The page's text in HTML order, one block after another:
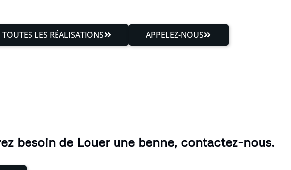
LES RÉALISATIONS APPELEZ-NOUS
besoin de Louer une benne, contactez-nous.